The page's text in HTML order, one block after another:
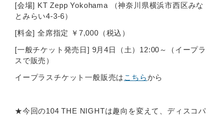
[会場] KT Zepp Yokohama （神奈川県横浜市西区みな
とみらい4-3-6）
[料金] 全席指定 ￥7,000（税込）
[一般チケット発売日] 9月4日（土）12:00～（イープラ
スで販売）
イープラスチケット一般販売は こちらから
★今回の104 THE NIGHTは趣向を変えて、ディスコパ